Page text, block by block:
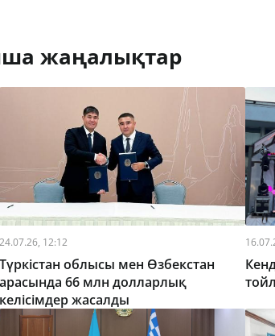
жаңалықтар
24.07.26, 12:12
Түркістан облысы мен Өзбекстан
арасында 66 млн долларлық
келісімдер жасалды